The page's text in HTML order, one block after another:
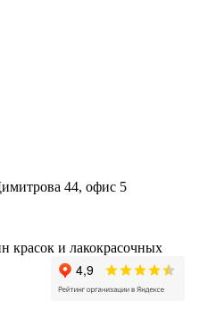
44, офис 5
красок и лакокрасочных